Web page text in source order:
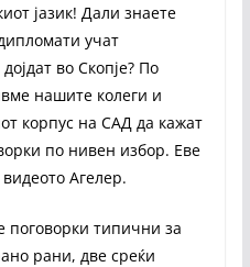
јазик! Дали знаете
учат
во Скопје? По
нашите колеги и
корпус на САД да кажат
по нивен избор. Еве
Агелер.
типични за
рани, две среќи